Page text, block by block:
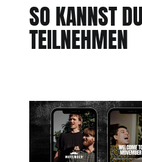
SO KANNST
TEILNEHMEN